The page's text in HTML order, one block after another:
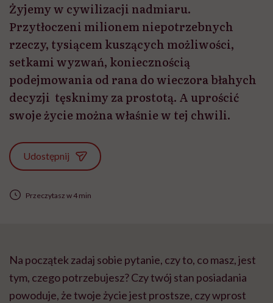
Żyjemy w cywilizacji nadmiaru.
Przytłoczeni milionem niepotrzebnych
rzeczy, tysiącem kuszących możliwości,
setkami wyzwań, koniecznością
podejmowania od rana do wieczora błahych
decyzji tęsknimy za prostotą. A uprościć
swoje życie można właśnie w tej chwili.
Udostępnij
Przeczytasz w 4 min
Na początek zadaj sobie pytanie, czy to, co masz, jest
tym, czego potrzebujesz? Czy twój stan posiadania
powoduje, że twoje życie jest prostsze, czy wprost